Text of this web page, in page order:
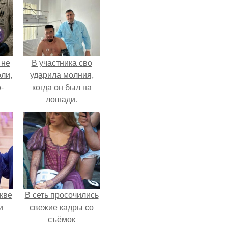
В участника сво
ударила молния,
когда он был на
лошади.
В сеть просочились
свежие кадры со
съёмок